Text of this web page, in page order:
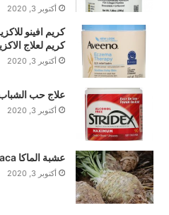
أكتوبر 3, 2020
كريم لعلاج
أكتوبر 3, 2020
علاج حب
أكتوبر 3, 2020
عشبة الماكا maca
أكتوبر 3, 2020